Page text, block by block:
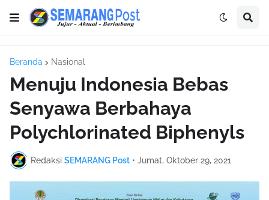
Beranda Nasional
Menuju Indonesia Bebas
Senyawa Berbahaya
Polychlorinated Biphenyls
Redaksi SEMARANG Post • Jumat, Oktober 29, 2021